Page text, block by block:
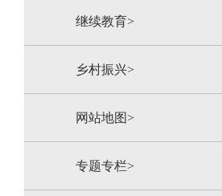
继续教育>
乡村振兴>
网站地图>
专题专栏>